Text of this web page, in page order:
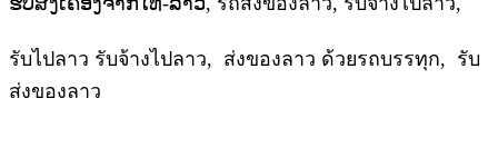
รับไปลาว รับจ้างไปลาว, ส่งของลาว ด้วยรถบรรทุก, รับ
ส่งของลาว